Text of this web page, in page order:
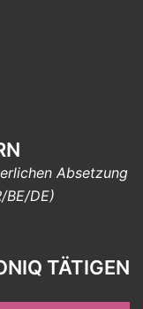
Absetzung
BE/DE)
TÄTIGEN